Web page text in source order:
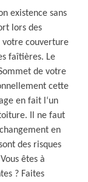
existence sans
lors des
votre couverture
faîtières. Le
de votre
cette
en fait l‘un
Il ne faut
en
des risques
êtes à
? Faites